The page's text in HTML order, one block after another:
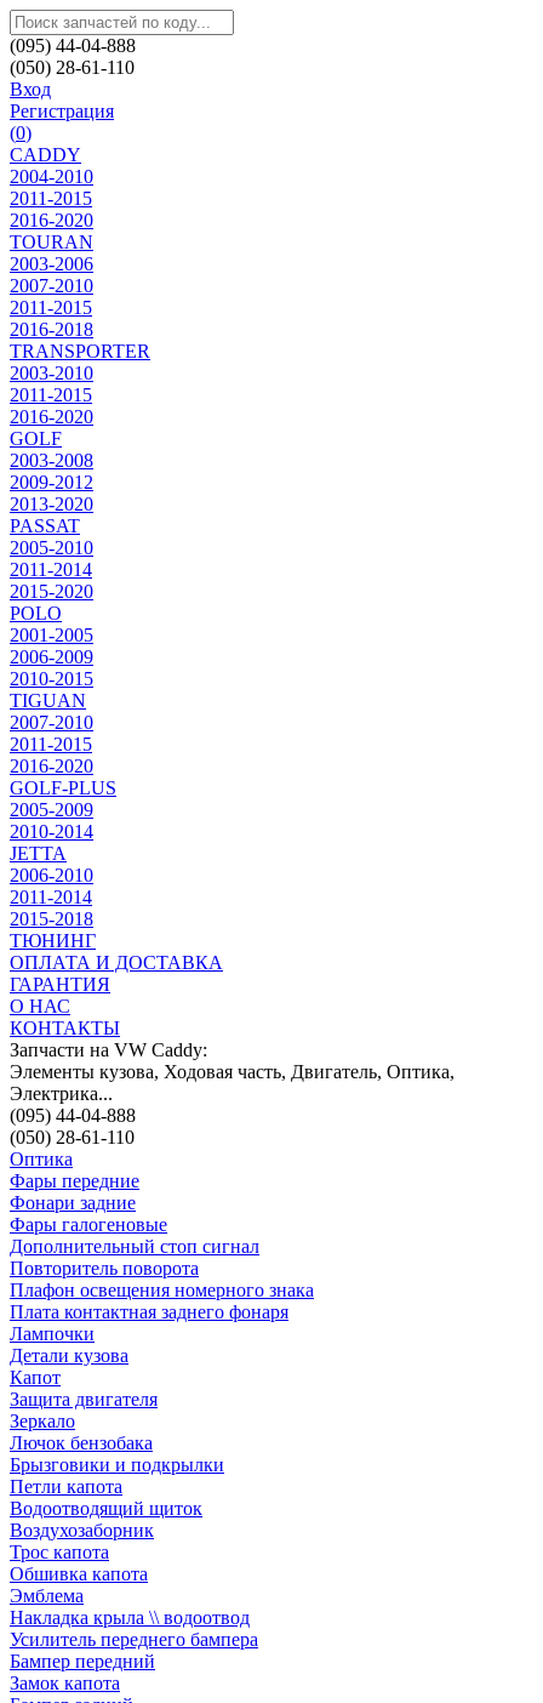
(095) 44-04-888
(050) 28-61-110
Вход
Регистрация
(0)
CADDY
2004-2010
2011-2015
2016-2020
TOURAN
2003-2006
2007-2010
2011-2015
2016-2018
TRANSPORTER
2003-2010
2011-2015
2016-2020
GOLF
2003-2008
2009-2012
2013-2020
PASSAT
2005-2010
2011-2014
2015-2020
POLO
2001-2005
2006-2009
2010-2015
TIGUAN
2007-2010
2011-2015
2016-2020
GOLF-PLUS
2005-2009
2010-2014
JETTA
2006-2010
2011-2014
2015-2018
ТЮНИНГ
ОПЛАТА И ДОСТАВКА
ГАРАНТИЯ
О НАС
КОНТАКТЫ
Запчасти на VW Caddy:
Элементы кузова, Ходовая часть, Двигатель, Оптика,
Электрика...
(095) 44-04-888
(050) 28-61-110
Оптика
Фары передние
Фонари задние
Фары галогеновые
Дополнительный стоп сигнал
Повторитель поворота
Плафон освещения номерного знака
Плата контактная заднего фонаря
Лампочки
Детали кузова
Капот
Защита двигателя
Зеркало
Лючок бензобака
Брызговики и подкрылки
Петли капота
Водоотводящий щиток
Воздухозаборник
Трос капота
Обшивка капота
Эмблема
Накладка крыла \\ водоотвод
Усилитель переднего бампера
Бампер передний
Замок капота